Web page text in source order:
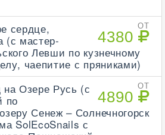
ОТ
4380
сердце,
(с мастер-
Левши по кузнечному
чаепитие с пряниками)
ОТ
4890
Озере Русь (с
по
Сенеж – Солнечногорск
SolEcoSnails с